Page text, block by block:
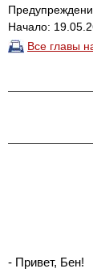
Начало:
Все главы
- Привет, Бен!